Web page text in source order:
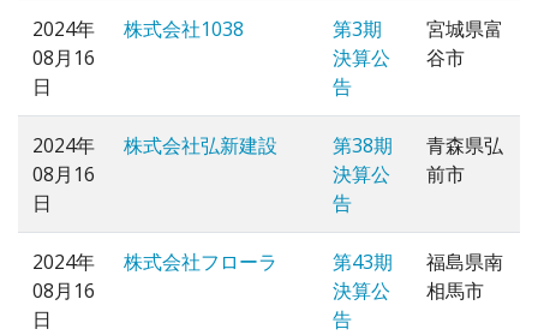
2024年
08月16
日
株式会社1038
第3期
決算公
告
宮城県富
谷市
2024年
08月16
日
株式会社弘新建設
第38期
決算公
告
青森県弘
前市
2024年
08月16
日
株式会社フローラ
第43期
決算公
告
福島県南
相馬市